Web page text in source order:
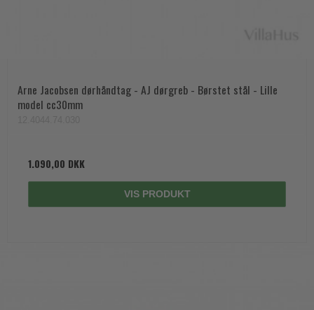
Arne Jacobsen dørhåndtag - AJ dørgreb - Børstet stål - Lille
model cc30mm
1.090,00 DKK
VIS PRODUKT